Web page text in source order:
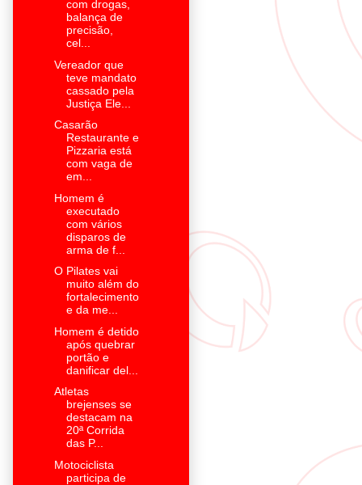
com drogas,
balança de
precisão,
cel...
Vereador que
teve mandato
cassado pela
Justiça Ele...
Casarão
Restaurante e
Pizzaria está
com vaga de
em...
Homem é
executado
com vários
disparos de
arma de f...
O Pilates vai
muito além do
fortalecimento
e da me...
Homem é detido
após quebrar
portão e
danificar del...
Atletas
brejenses se
destacam na
20ª Corrida
das P...
Motociclista
participa de